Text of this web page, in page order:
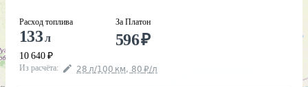
Расход топлива
133л
10 640 ₽
За Платон
596₽
Из расчёта: 28 л/100 км, 80 ₽/л